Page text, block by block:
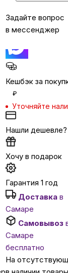
Задайте вопрос
в мессенджер
Кешбэк за
₽
Уточняйте
Нашли дешевле?
Хочу в подарок
Гарантия 1 год
Доставка в
Самаре
Самовывоз
Самаре
бесплатно
На